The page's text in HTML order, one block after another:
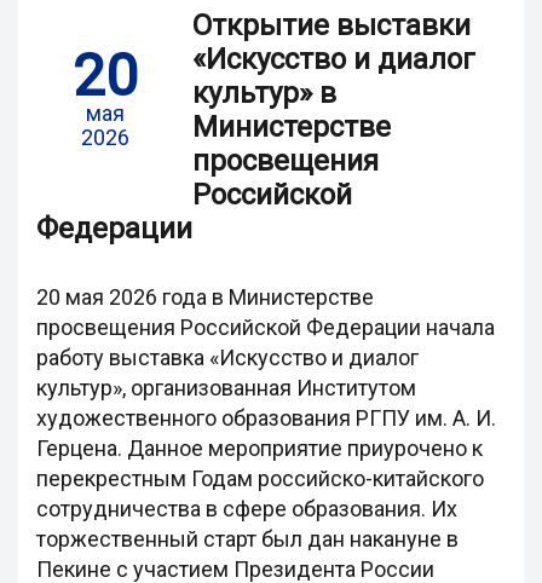
20
мая
2026
Открытие выставки
«Искусство и диалог
культур» в
Министерстве
просвещения
Российской
Федерации
20 мая 2026 года в Министерстве
просвещения Российской Федерации начала
работу выставка «Искусство и диалог
культур», организованная Институтом
художественного образования РГПУ им. А. И.
Герцена. Данное мероприятие приурочено к
перекрестным Годам российско-китайского
сотрудничества в сфере образования. Их
торжественный старт был дан накануне в
Пекине с участием Президента России